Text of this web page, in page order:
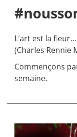
L’art est la
(Charles Rennie
Commençons
semaine.